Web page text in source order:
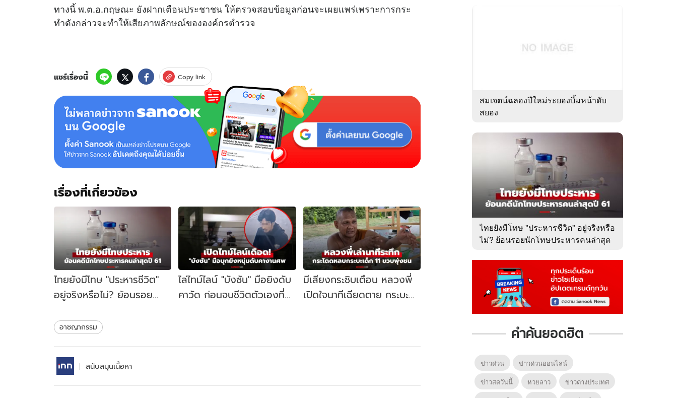
ทางนี้ พ.ต.อ.กฤษณะ ยังฝากเตือนประชาชน ให้ตรวจสอบข้อมูลก่อนจะเผยแพร่เพราะการกระ
ทำดังกล่าวจะทำให้เสียภาพลักษณ์ขององค์กรตำรวจ
แชร์เรื่องนี้ Copy link
เรื่องที่เกี่ยวข้อง
ไทยยังมีโทษ "ประหารชีวิต"
อยู่จริงหรือไม่? ย้อนรอย
2561
ไล่ไทม์ไลน์ "บังซัน" มือยิงดับ
คาวัด ก่อนจบชีวิตตัวเองที่
มีเสียงกระซิบเตือน หลวงพี่
เปิดใจนาทีเฉียดตาย กระบะ
อาชญากรรม
สนับสนุนเนื้อหา
สมเจตน์ฉลองปีใหม่ระยองบึ้มหน้าดับ
สยอง
ไทยยังมีโทษ "ประหารชีวิต" อยู่จริงหรือ
ไม่? ย้อนรอยนักโทษประหารคนล่าสุด
คำค้นยอดฮิต
ข่าวด่วน
ข่าวด่วนออนไลน์
ข่าวสดวันนี้
หวยลาว
ข่าวต่างประเทศ